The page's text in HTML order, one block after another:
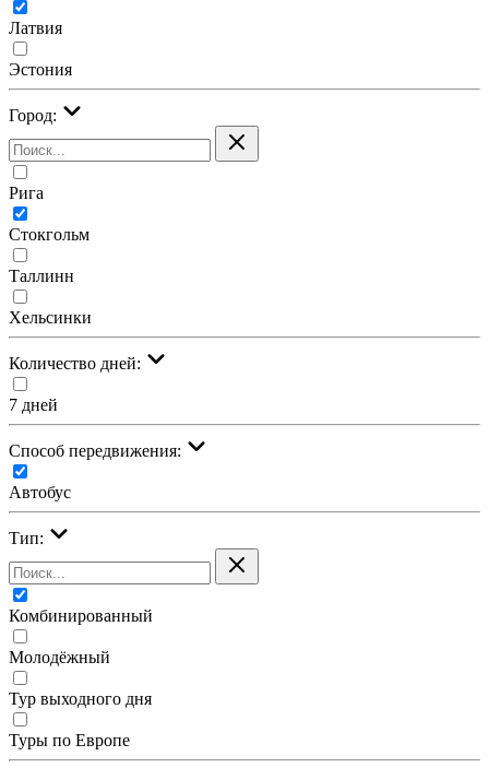
Латвия
Эстония
Город:
Рига
Стокгольм
Таллинн
Хельсинки
Количество дней:
7 дней
Cпособ передвижения:
Автобус
Тип:
Комбинированный
Молодёжный
Тур выходного дня
Туры по Европе